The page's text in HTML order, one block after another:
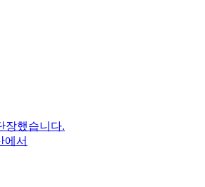
장했습니다.
에서